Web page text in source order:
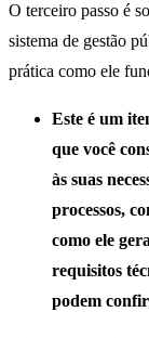
O terceiro passo é
sistema de gestão
prática como ele
Este é um
que você
às suas
processos,
como ele
requisitos
podem